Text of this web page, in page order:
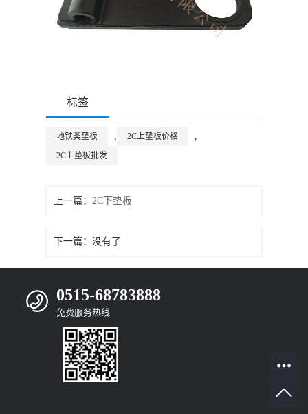
标签
地铁类垫板 , 2C上垫板价格 ,
2C上垫板批发
上一篇：2C下垫板
下一篇：没有了
0515-68783888
免费服务热线